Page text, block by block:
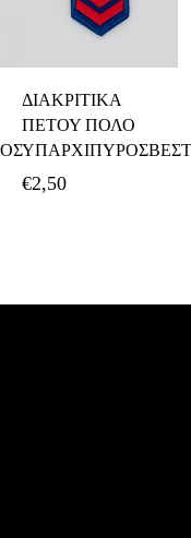
Καλάθι
ΔΙΑΚΡΙΤΙΚΑ
ΠΕΤΟΥ ΠΟΛΟ
€2,50